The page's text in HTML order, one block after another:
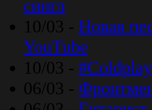
сингл
10/03 - Новая
YouTube
10/03 -
06/03 -